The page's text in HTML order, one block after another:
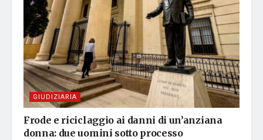
GIUDIZIARIA
Frode e riciclaggio ai danni di un’anziana
donna: due uomini sotto processo